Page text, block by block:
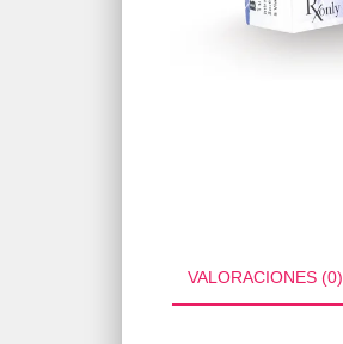
VALORACIONES (0)